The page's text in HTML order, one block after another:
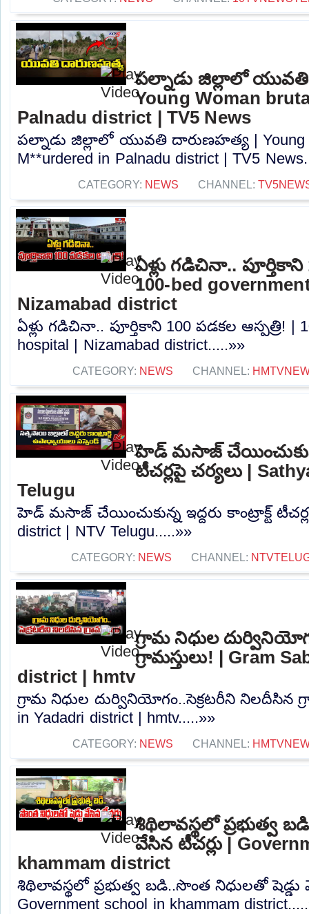
పల్నాడు జిల్లాలో
Young Woman
Palnadu district | TV5 News
పల్నాడు జిల్లాలో యువతి దారుణహత్య | Young
M**urdered in Palnadu district | TV5
CATEGORY: NEWS CHANNEL:
ఏళ్లు గడిచినా.. పూర్తికాని
100-bed
Nizamabad district
ఏళ్లు గడిచినా.. పూర్తికాని 100 పడకల ఆస్పత్రి! |
hospital | Nizamabad district.....»»
CATEGORY: NEWS CHANNEL:
హెడ్ మసాజ్ చేయించుకున్న
టీచర్లపై చర్యలు |
Telugu
హెడ్ మసాజ్ చేయించుకున్న ఇద్దరు కాంట్రాక్ట్
district | NTV Telugu.....»»
CATEGORY: NEWS CHANNEL:
గ్రామ నిధుల
గ్రామస్తులు! | Gram
district | hmtv
గ్రామ నిధుల దుర్వినియోగం..సెక్రటరీని నిలదీసిన
in Yadadri district | hmtv.....»»
CATEGORY: NEWS CHANNEL:
శిథిలావస్థలో ప్రభుత్వ
వేసిన టీచర్లు |
khammam district
శిథిలావస్థలో ప్రభుత్వ బడి..సొంత నిధులతో షెడ్డు
Government school in khammam